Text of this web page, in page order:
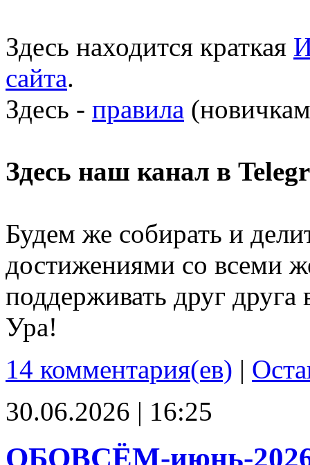
Здесь находится краткая
сайта.
Здесь - правила
Здесь наш канал в
Будем же собирать и
достижениями со всеми
поддерживать друг
Ура!
14 комментария(ев) |
30.06.2026 | 16:25
ОБОВСЁМ-июнь-